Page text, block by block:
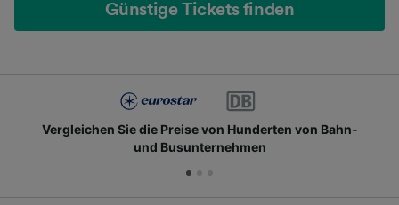
Günstige Tickets finden
Vergleichen Sie die Preise von Hunderten von Bahn-
und Busunternehmen